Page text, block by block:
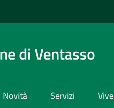
di Ventasso
Novità Servizi